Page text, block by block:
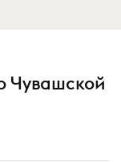
Чувашской